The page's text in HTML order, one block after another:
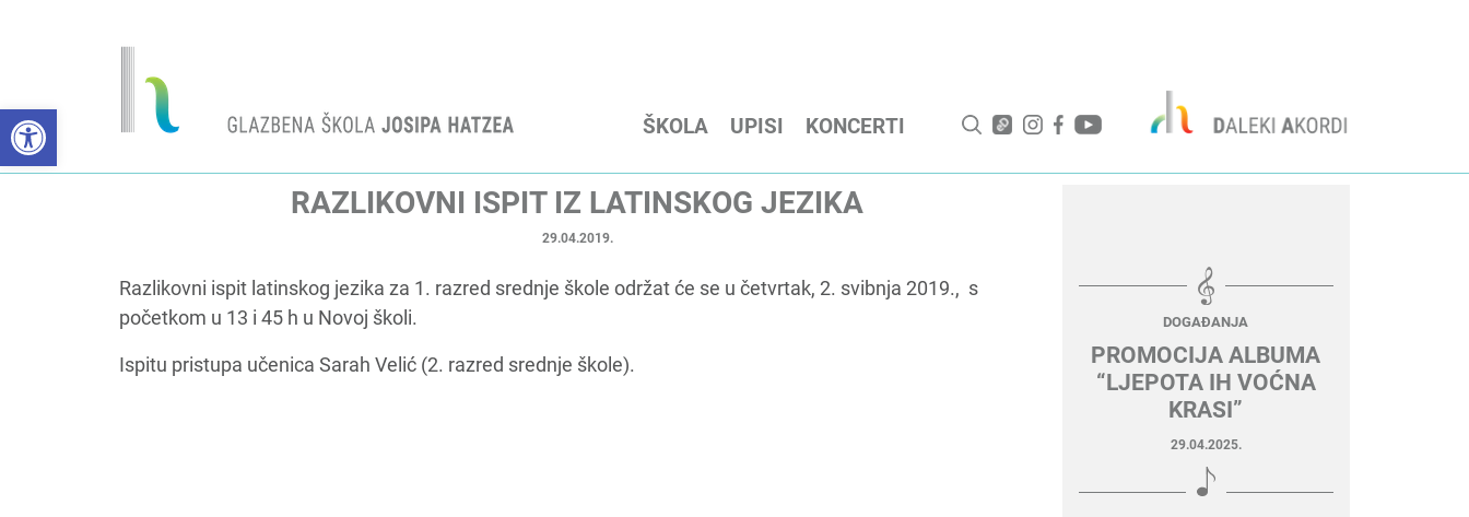
Open toolbar ŠKOLA UPISI KONCERTI
RAZLIKOVNI ISPIT IZ LATINSKOG JEZIKA
29.04.2019.
Razlikovni ispit latinskog jezika za 1. razred srednje škole održat će se u četvrtak, 2. svibnja 2019., s
početkom u 13 i 45 h u Novoj školi.
Ispitu pristupa učenica Sarah Velić (2. razred srednje škole).
DOGAĐANJA
PROMOCIJA ALBUMA
“LJEPOTA IH VOĆNA
KRASI”
29.04.2025.